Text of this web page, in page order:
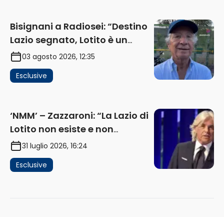
Bisignani a Radiosei: “Destino
Lazio segnato, Lotito è un
problema, la chiave sono
Flaminio e politica. La protesta
e gli interessi dei fondi”
03 agosto 2026, 12:35
Esclusive
‘NMM’ – Zazzaroni: “La Lazio di
Lotito non esiste e non
funziona più. E’ ora di lasciare,
ma lui non ascolta. Pignataro?
Ho verificato…” (AUDIO)
31 luglio 2026, 16:24
Esclusive